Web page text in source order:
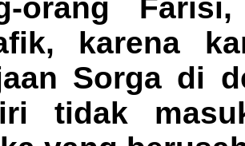
orang
karena
Sorga di
tidak